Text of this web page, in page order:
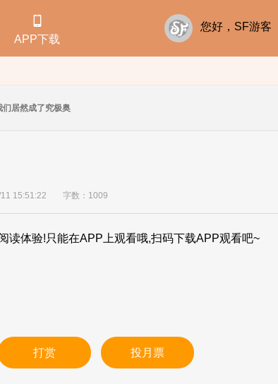

APP下载
您好，SF游客
们居然成了究极奥
15:51:22 字数：1009
读体验!只能在APP上观看哦,扫码下载APP观看吧~
打赏 投月票